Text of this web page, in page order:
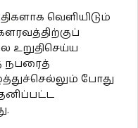
வெளியிடும்
உறுதிசெய்ய
நபரைத்
போது